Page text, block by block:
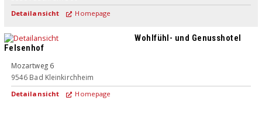
Detailansicht Homepage
Wohlfühl- und Genusshotel
Felsenhof
Mozartweg 6
9546 Bad Kleinkirchheim
Detailansicht Homepage